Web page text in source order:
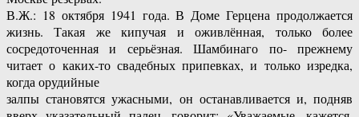
В.Ж.: 18 октября 1941 года. В Доме Герцена продолжается
жизнь. Такая же кипучая и оживлённая, только более
сосредоточенная и серьёзная. Шамбинаго по- прежнему
читает о каких-то свадебных припевках, и только изредка,
когда орудийные
залпы становятся ужасными, он останавливается и, подняв